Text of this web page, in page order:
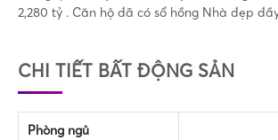
2,280 tỷ . Căn hộ đã có sổ hồng Nhà đẹp
CHI TIẾT BẤT ĐỘNG SẢN
Phòng ngủ